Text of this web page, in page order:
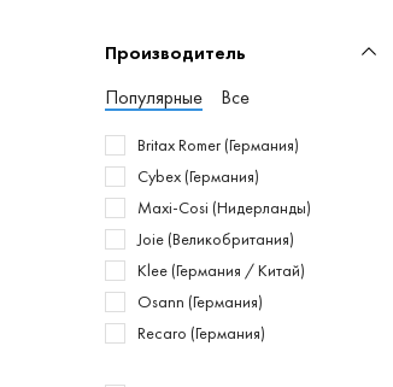
Производитель
Популярные Все
Britax Romer (Германия)
Cybex (Германия)
Maxi-Cosi (Нидерланды)
Joie (Великобритания)
Klee (Германия / Китай)
Osann (Германия)
Recaro (Германия)